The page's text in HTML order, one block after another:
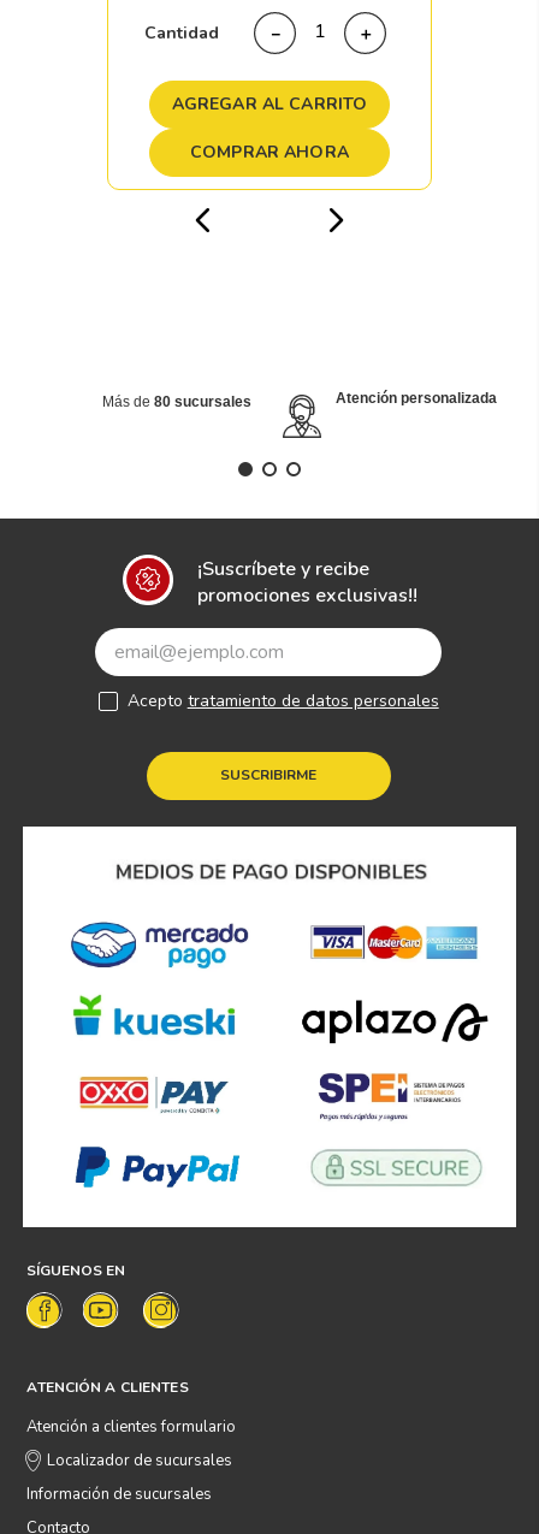
Cantidad ＋
－
AGREGAR AL CARRITO
COMPRAR AHORA
Más de 80 sucursales Atención personalizada
¡Suscríbete y recibe
promociones exclusivas!!
SUSCRIBIRME
Acepto tratamiento de datos personales
SÍGUENOS EN
ATENCIÓN A CLIENTES
Atención a clientes formulario
Localizador de sucursales
Información de sucursales
Contacto